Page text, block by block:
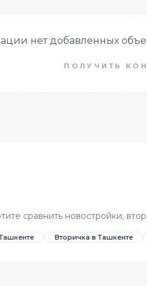
нет добавленных
ПОЛУЧИТЬ
сравнить новостройки,
Вторичка в Ташкенте